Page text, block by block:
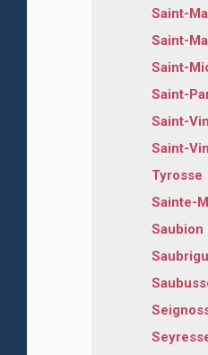
Saint-
Saint-
Saint-
Saint-
Saint-
Saint-
Tyrosse
Sainte-
Saubion